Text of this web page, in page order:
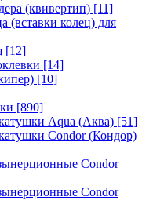
(квивертип) [11]
(вставки колец) для
[12]
[14]
[10]
[890]
Aqua (Аква) [51]
Condor (Кондор)
Condor
Condor